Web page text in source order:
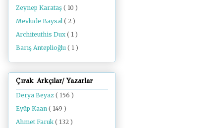
Zeynep Karataş ( 10 )
Mevlude Baysal ( 2 )
Architeuthis Dux ( 1 )
Barış Anteplioğlu ( 1 )
Çırak Arkçılar/ Yazarlar
Derya Beyaz ( 156 )
Eyüp Kaan ( 149 )
Ahmet Faruk ( 132 )